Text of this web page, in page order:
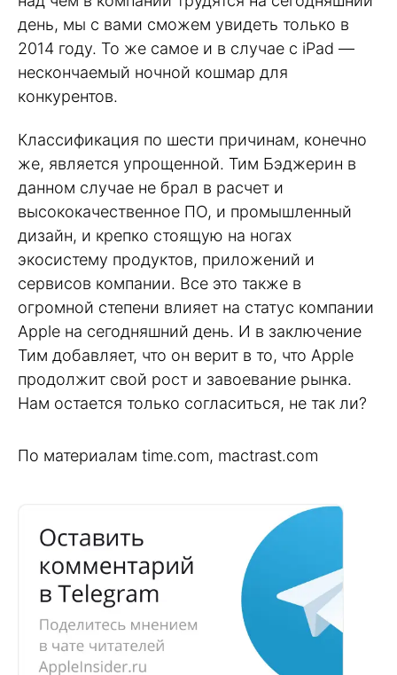
день, мы с вами сможем увидеть только в
2014 году. То же самое и в случае с iPad —
нескончаемый ночной кошмар для
конкурентов.
Классификация по шести причинам, конечно
же, является упрощенной. Тим Бэджерин в
данном случае не брал в расчет и
высококачественное ПО, и промышленный
дизайн, и крепко стоящую на ногах
экосистему продуктов, приложений и
сервисов компании. Все это также в
огромной степени влияет на статус компании
Apple на сегодняшний день. И в заключение
Тим добавляет, что он верит в то, что Apple
продолжит свой рост и завоевание рынка.
Нам остается только согласиться, не так ли?
По материалам time.com, mactrast.com